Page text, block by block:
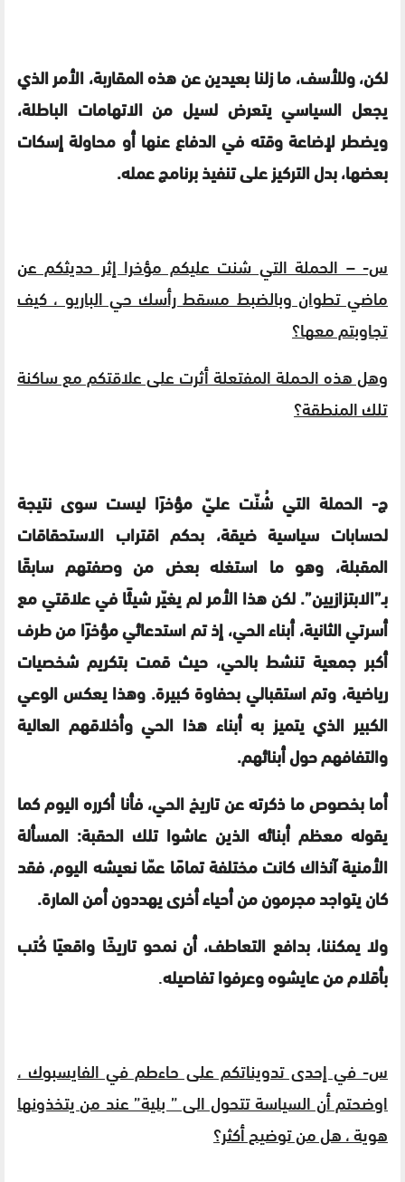
لكن، وللأسف، ما زلنا بعيدين عن هذه المقاربة، الأمر الذي
يجعل السياسي يتعرض لسيل من الاتهامات الباطلة،
ويضطر لإضاعة وقته في الدفاع عنها أو محاولة إسكات
بعضها، بدل التركيز على تنفيذ برنامج عمله.
س- – الحملة التي شنت عليكم مؤخرا إثر حديثكم عن
ماضي تطوان وبالضبط مسقط رأسك حي الباريو ، كيف
تجاوبتم معها؟
وهل هذه الحملة المفتعلة أثرت على علاقتكم مع ساكنة
تلك المنطقة؟
ج- الحملة التي شُنّت عليّ مؤخرًا ليست سوى نتيجة
لحسابات سياسية ضيقة، بحكم اقتراب الاستحقاقات
المقبلة، وهو ما استغله بعض من وصفتهم سابقًا
بـ”الابتزازيين”. لكن هذا الأمر لم يغيّر شيئًا في علاقتي مع
أسرتي الثانية، أبناء الحي، إذ تم استدعائي مؤخرًا من طرف
أكبر جمعية تنشط بالحي، حيث قمت بتكريم شخصيات
رياضية، وتم استقبالي بحفاوة كبيرة. وهذا يعكس الوعي
الكبير الذي يتميز به أبناء هذا الحي وأخلاقهم العالية
والتفافهم حول أبنائهم.
أما بخصوص ما ذكرته عن تاريخ الحي، فأنا أكرره اليوم كما
يقوله معظم أبنائه الذين عاشوا تلك الحقبة: المسألة
الأمنية آنذاك كانت مختلفة تمامًا عمّا نعيشه اليوم، فقد
كان يتواجد مجرمون من أحياء أخرى يهددون أمن المارة.
ولا يمكننا، بدافع التعاطف، أن نمحو تاريخًا واقعيًا كُتب
بأقلام من عايشوه وعرفوا تفاصيله.
س- في إحدى تدويناتكم على حاءطم في الفايسبوك ،
اوضحتم أن السياسة تتحول الى ” بلية” عند من يتخذونها
هوية ، هل من توضيح أكثر؟